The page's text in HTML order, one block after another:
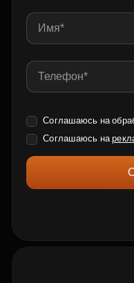
Соглашаюсь на
Соглашаюсь на